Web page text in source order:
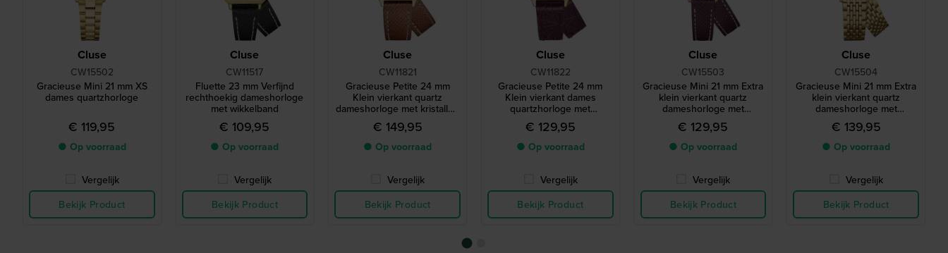
Cluse
CW15502
Gracieuse Mini 21 mm XS
dames quartzhorloge
€ 119,95
● Op voorraad
Vergelijk
Bekijk Product
Cluse
CW11517
Fluette 23 mm Verfijnd
rechthoekig dameshorloge
met wikkelband
€ 109,95
● Op voorraad
Vergelijk
Bekijk Product
Cluse
CW11821
Gracieuse Petite 24 mm
Klein vierkant quartz
dameshorloge met kristallen
en wikkelband
€ 149,95
● Op voorraad
Vergelijk
Bekijk Product
Cluse
CW11822
Gracieuse Petite 24 mm
Klein vierkant dames
quartzhorloge met
bordeauxrode wikkelband
€ 129,95
● Op voorraad
Vergelijk
Bekijk Product
Cluse
CW15503
Gracieuse Mini 21 mm Extra
klein vierkant quartz
dameshorloge met
bordeauxrode wikkelband
€ 129,95
● Op voorraad
Vergelijk
Bekijk Product
Cluse
CW15504
Gracieuse Mini 21 mm Extra
klein vierkant quartz
dameshorloge met
omslagarmband
€ 139,95
● Op voorraad
Vergelijk
Bekijk Product